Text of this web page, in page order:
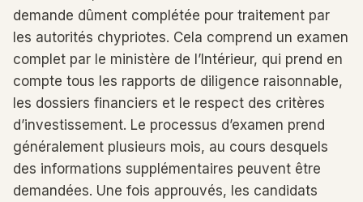
demande dûment complétée pour traitement par
les autorités chypriotes. Cela comprend un examen
complet par le ministère de l’Intérieur, qui prend en
compte tous les rapports de diligence raisonnable,
les dossiers financiers et le respect des critères
d’investissement. Le processus d’examen prend
généralement plusieurs mois, au cours desquels
des informations supplémentaires peuvent être
demandées. Une fois approuvés, les candidats